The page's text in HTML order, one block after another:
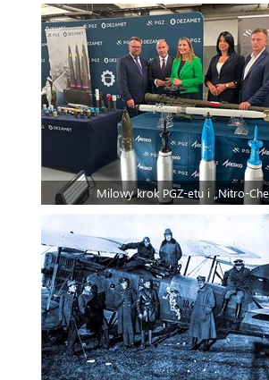
Milowy krok PGZ-etu i „Nitro-